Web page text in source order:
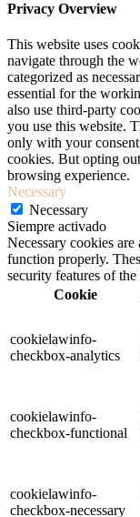
Privacy Overview
This website uses
navigate through the
categorized as
essential for the
also use third-party
you use this website.
only with your
cookies. But opting
browsing experience.
Necessary
Necessary
Siempre activado
Necessary cookies
function properly.
security features of
Cookie
cookielawinfo-
checkbox-analytics
cookielawinfo-
checkbox-functional
cookielawinfo-
checkbox-necessary